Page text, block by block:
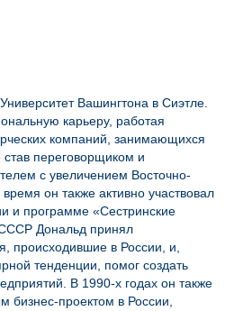
Вашингтона в Сиэтле.
карьеру, работая
компаний, занимающихся
переговорщиком и
с увеличением Восточно-
он также активно участвовал
и программе «Сестринские
Дональд принял
происходившие в России, и,
тенденции, помог создать
В 1990-х годах он также
бизнес-проектом в России,